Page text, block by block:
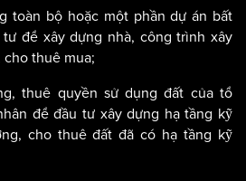
toàn bộ hoặc một phần dự án bất
để xây dựng nhà, công trình xây
thuê mua;
thuê quyền sử dụng đất của tổ
để đầu tư xây dựng hạ tầng kỹ
cho thuê đất đã có hạ tầng kỹ